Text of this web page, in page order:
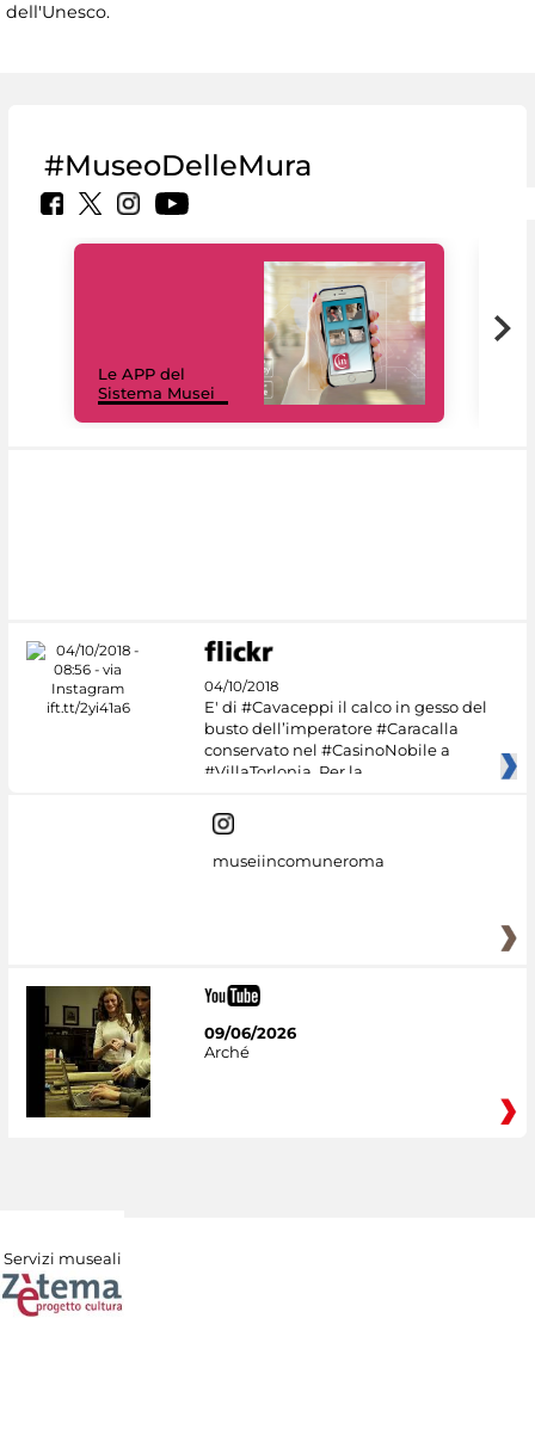
dell'Unesco.
#MuseoDelleMura
Le APP del
Sistema Musei
04/10/2018
E' di #Cavaceppi il calco in gesso del
busto dell’imperatore #Caracalla
conservato nel #CasinoNobile a
#VillaTorlonia. Per la
museiincomuneroma
09/06/2026
Arché
Servizi museali